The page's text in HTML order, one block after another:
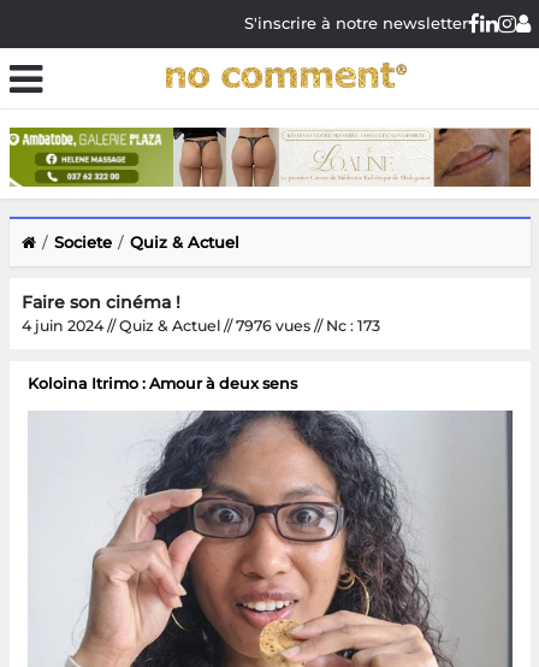
S'inscrire à notre newsletter
Societe Quiz & Actuel
Faire son cinéma !
4 juin 2024 // Quiz & Actuel // 7976 vues // Nc : 173
Koloina Itrimo : Amour à deux sens